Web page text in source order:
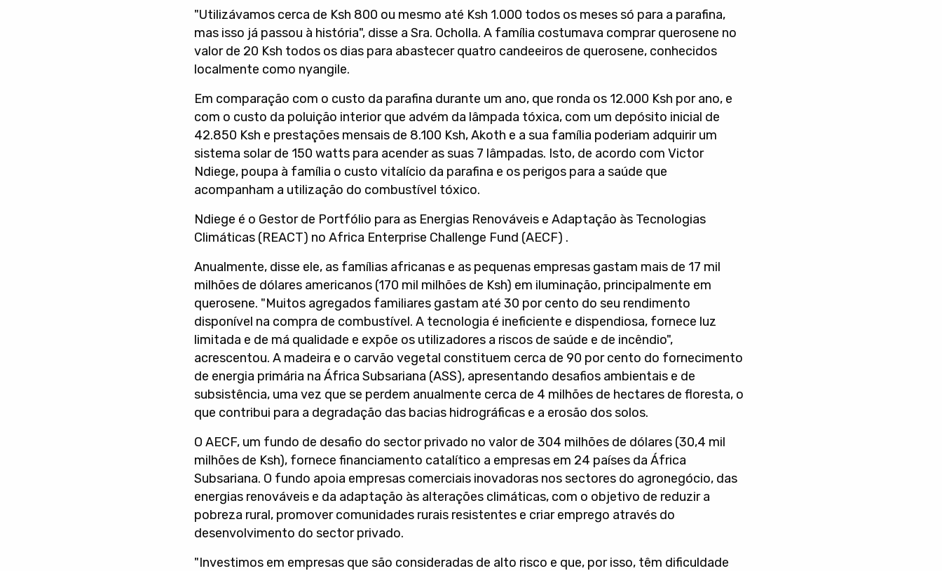
"Utilizávamos cerca de Ksh 800 ou mesmo até Ksh 1.000 todos os meses só para a parafina,
mas isso já passou à história", disse a Sra. Ocholla. A família costumava comprar querosene no
valor de 20 Ksh todos os dias para abastecer quatro candeeiros de querosene, conhecidos
localmente como nyangile.
Em comparação com o custo da parafina durante um ano, que ronda os 12.000 Ksh por ano, e
com o custo da poluição interior que advém da lâmpada tóxica, com um depósito inicial de
42.850 Ksh e prestações mensais de 8.100 Ksh, Akoth e a sua família poderiam adquirir um
sistema solar de 150 watts para acender as suas 7 lâmpadas. Isto, de acordo com Victor
Ndiege, poupa à família o custo vitalício da parafina e os perigos para a saúde que
acompanham a utilização do combustível tóxico.
Ndiege é o Gestor de Portfólio para as Energias Renováveis e Adaptação às Tecnologias
Climáticas (REACT) no Africa Enterprise Challenge Fund (AECF) .
Anualmente, disse ele, as famílias africanas e as pequenas empresas gastam mais de 17 mil
milhões de dólares americanos (170 mil milhões de Ksh) em iluminação, principalmente em
querosene. "Muitos agregados familiares gastam até 30 por cento do seu rendimento
disponível na compra de combustível. A tecnologia é ineficiente e dispendiosa, fornece luz
limitada e de má qualidade e expõe os utilizadores a riscos de saúde e de incêndio",
acrescentou. A madeira e o carvão vegetal constituem cerca de 90 por cento do fornecimento
de energia primária na África Subsariana (ASS), apresentando desafios ambientais e de
subsistência, uma vez que se perdem anualmente cerca de 4 milhões de hectares de floresta, o
que contribui para a degradação das bacias hidrográficas e a erosão dos solos.
O AECF, um fundo de desafio do sector privado no valor de 304 milhões de dólares (30,4 mil
milhões de Ksh), fornece financiamento catalítico a empresas em 24 países da África
Subsariana. O fundo apoia empresas comerciais inovadoras nos sectores do agronegócio, das
energias renováveis e da adaptação às alterações climáticas, com o objetivo de reduzir a
pobreza rural, promover comunidades rurais resistentes e criar emprego através do
desenvolvimento do sector privado.
"Investimos em empresas que são consideradas de alto risco e que, por isso, têm dificuldade